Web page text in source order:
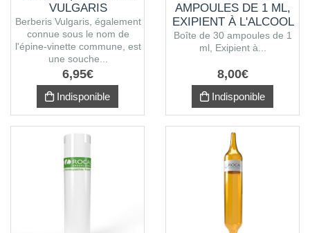
VULGARIS
Berberis Vulgaris, également
connue sous le nom de
l'épine-vinette commune, est
une souche...
6,95€
Indisponible
AMPOULES DE 1 ML,
EXIPIENT À L'ALCOOL
Boîte de 30 ampoules de 1
ml, Exipient à...
8,00€
Indisponible